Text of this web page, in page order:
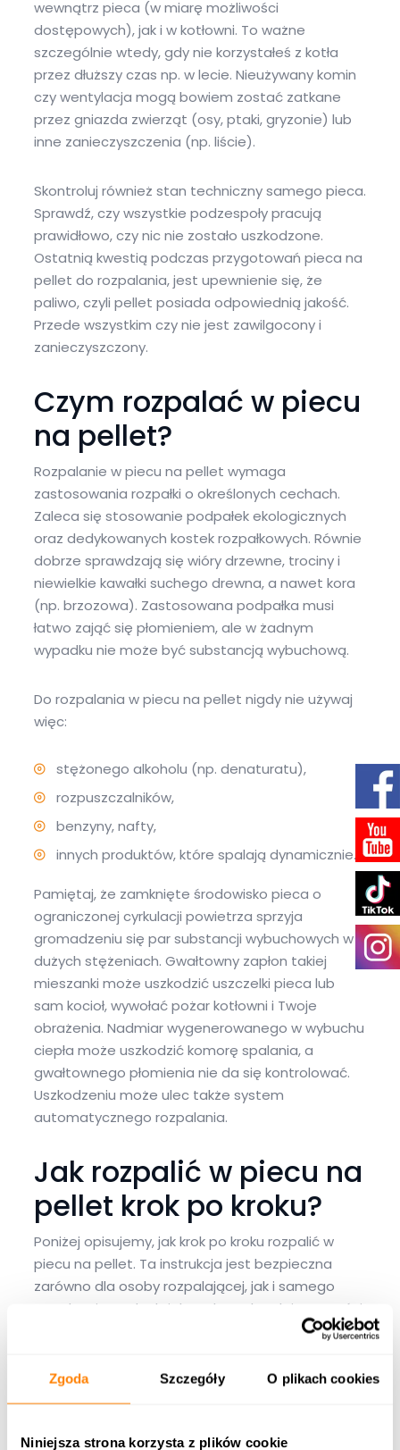
Zgoda Szczegóły O plikach cookies
Niniejsza strona korzysta z plików cookie
wewnątrz pieca (w miarę możliwości
dostępowych), jak i w kotłowni. To ważne
szczególnie wtedy, gdy nie korzystałeś z kotła
przez dłuższy czas np. w lecie. Nieużywany komin
czy wentylacja mogą bowiem zostać zatkane
przez gniazda zwierząt (osy, ptaki, gryzonie) lub
inne zanieczyszczenia (np. liście).
Skontroluj również stan techniczny samego pieca.
Sprawdź, czy wszystkie podzespoły pracują
prawidłowo, czy nic nie zostało uszkodzone.
Ostatnią kwestią podczas przygotowań pieca na
pellet do rozpalania, jest upewnienie się, że
paliwo, czyli pellet posiada odpowiednią jakość.
Przede wszystkim czy nie jest zawilgocony i
zanieczyszczony.
Czym rozpalać w piecu
na pellet?
Rozpalanie w piecu na pellet wymaga
zastosowania rozpałki o określonych cechach.
Zaleca się stosowanie podpałek ekologicznych
oraz dedykowanych kostek rozpałkowych. Równie
dobrze sprawdzają się wióry drzewne, trociny i
niewielkie kawałki suchego drewna, a nawet kora
(np. brzozowa). Zastosowana podpałka musi
łatwo zająć się płomieniem, ale w żadnym
wypadku nie może być substancją wybuchową.
Do rozpalania w piecu na pellet nigdy nie używaj
więc:
stężonego alkoholu (np. denaturatu),
rozpuszczalników,
benzyny, nafty,
innych produktów, które spalają dynamicznie.
Pamiętaj, że zamknięte środowisko pieca o
ograniczonej cyrkulacji powietrza sprzyja
gromadzeniu się par substancji wybuchowych w
dużych stężeniach. Gwałtowny zapłon takiej
mieszanki może uszkodzić uszczelki pieca lub
sam kocioł, wywołać pożar kotłowni i Twoje
obrażenia. Nadmiar wygenerowanego w wybuchu
ciepła może uszkodzić komorę spalania, a
gwałtownego płomienia nie da się kontrolować.
Uszkodzeniu może ulec także system
automatycznego rozpalania.
Jak rozpalić w piecu na
pellet krok po kroku?
Poniżej opisujemy, jak krok po kroku rozpalić w
piecu na pellet. Ta instrukcja jest bezpieczna
zarówno dla osoby rozpalającej, jak i samego
urządzenia. Jednak, jak podczas każdej czynności,
wymagającej użycia otwartego ognia, podczas
Rozpalanie pieca na pellet krok po
kroku — instrukcja: